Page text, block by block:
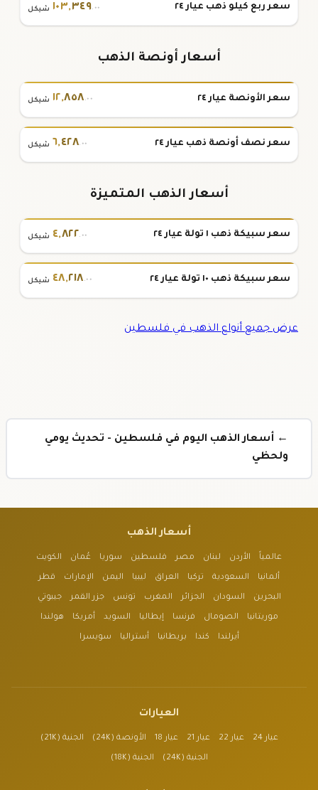
سعر ربع كيلو ذهب عيار ٢٤ ١٠٣,٣٤٩.٠٠ شيكل
أسعار أونصة الذهب
سعر الأونصة عيار ٢٤ ١٢,٨٥٨.٠٠ شيكل
سعر نصف أونصة ذهب عيار ٢٤ ٦,٤٢٨.٠٠ شيكل
أسعار الذهب المتميزة
سعر سبيكة ذهب ١ تولة عيار ٢٤ ٤,٨٢٢.٠٠ شيكل
سعر سبيكة ذهب ١٠ تولة عيار ٢٤ ٤٨,٢١٨.٠٠ شيكل
عرض جميع أنواع الذهب في فلسطين
← أسعار الذهب اليوم في فلسطين - تحديث يومي
ولحظي
أسعار الذهب
عالمياً الأردن لبنان مصر فلسطين سوريا عُمان الكويت
ألمانيا السعودية تركيا العراق ليبيا اليمن الإمارات قطر
البحرين السودان الجزائر المغرب تونس جزر القمر جيبوتي
موريتانيا الصومال فرنسا إيطاليا السويد أمريكا هولندا
أيرلندا كندا بريطانيا أستراليا سويسرا
العيارات
عيار 24 عيار 22 عيار 21 عيار 18 الأونصة (24K) الجنية (21K)
الجنية (24K) الجنية (18K)